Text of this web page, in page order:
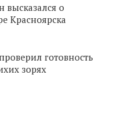
высказался о
Красноярска
готовность
зорях